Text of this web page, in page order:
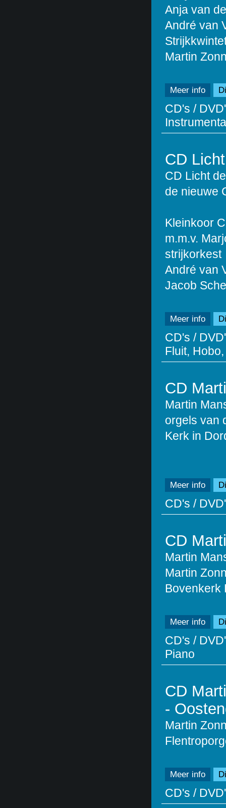
Anja van
André van
Martin
Meer info
CD's /
CD
CD Licht
de nieuwe
Kleinkoor
m.m.v.
strijkorkest
André van
Jacob
Meer info
CD's /
Fluit,
CD
Martin
orgels van
Kerk in
Meer info
CD's /
CD
Martin
Martin
Bovenkerk
Meer info
CD's /
Piano
CD
-
Martin
Meer info
CD's /